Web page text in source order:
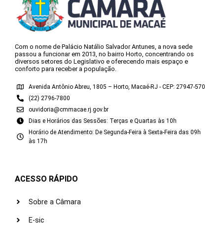
Com o nome de Palácio Natálio Salvador Antunes, a nova sede
passou a funcionar em 2013, no bairro Horto, concentrando os
diversos setores do Legislativo e oferecendo mais espaço e
conforto para receber a população.
Avenida Antônio Abreu, 1805 – Horto, Macaé-RJ - CEP: 27947-570
(22) 2796-7800
ouvidoria@cmmacae.rj.gov.br
Dias e Horários das Sessões: Terças e Quartas às 10h
Horário de Atendimento: De Segunda-Feira à Sexta-Feira das 09h
às 17h
ACESSO RÁPIDO
Sobre a Câmara
E-sic